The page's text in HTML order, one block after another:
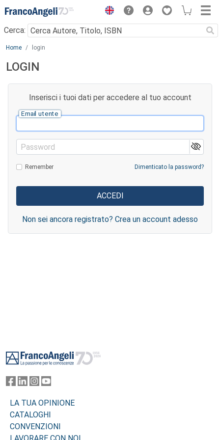
Menu
Cerca:
Main content
Home login
LOGIN
Inserisci i tuoi dati per accedere al tuo account
Email utente
Password
Remember Dimenticato la password?
Non sei ancora registrato? Crea un account adesso
LA TUA OPINIONE
CATALOGHI
CONVENZIONI